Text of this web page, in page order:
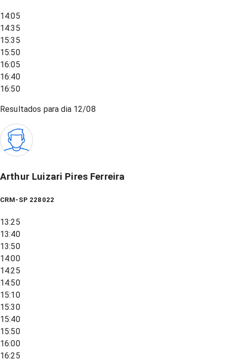
14:05
14:35
15:35
15:50
16:05
16:40
16:50
Resultados para dia 12/08
Arthur Luizari Pires Ferreira
CRM-SP 228022
13:25
13:40
13:50
14:00
14:25
14:50
15:10
15:30
15:40
15:50
16:00
16:25